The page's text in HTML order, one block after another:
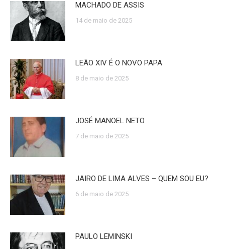
MACHADO DE ASSIS
14 de maio de 2025
LEÃO XIV É O NOVO PAPA
8 de maio de 2025
JOSÉ MANOEL NETO
7 de maio de 2025
JAIRO DE LIMA ALVES – QUEM SOU EU?
6 de maio de 2025
PAULO LEMINSKI